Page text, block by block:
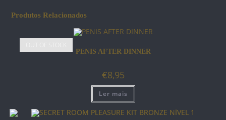
Produtos Relacionados
PENIS AFTER DINNER
€8,95
Ler mais